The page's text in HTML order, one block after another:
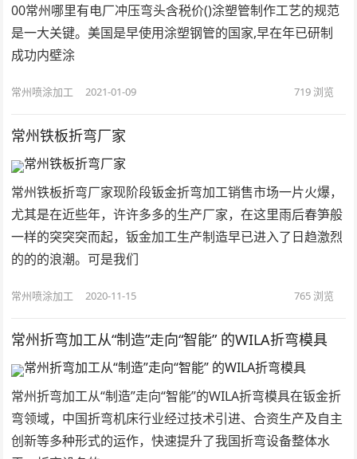
00常州哪里有电厂冲压弯头含税价()涂塑管制作工艺的规范
是一大关键。美国是早使用涂塑钢管的国家,早在年已研制
成功内壁涂
常州喷涂加工 2021-01-09 719浏览
常州铁板折弯厂家
常州铁板折弯厂家现阶段钣金折弯加工销售市场一片火爆，
尤其是在近些年，许许多多的生产厂家，在这里雨后春笋般
一样的突突突而起，钣金加工生产制造早已进入了日趋激烈
的的的浪潮。可是我们
常州喷涂加工 2020-11-15 765浏览
常州折弯加工从“制造”走向“智能” 的WILA折弯模具
常州折弯加工从“制造”走向“智能”的WILA折弯模具在钣金折
弯领域，中国折弯机床行业经过技术引进、合资生产及自主
创新等多种形式的运作，快速提升了我国折弯设备整体水